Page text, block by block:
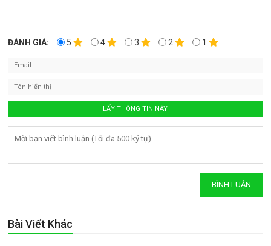
ĐÁNH GIÁ: 5 4 3 2 1
Bài Viết Khác